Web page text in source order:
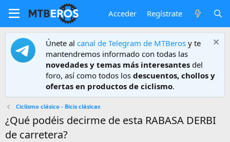
Acceder Regístrate
Únete al canal de Telegram de MTBeros y te
mantendremos informado con todas las
novedades y temas más interesantes del
foro, así como todos los descuentos, chollos y
ofertas en productos de ciclismo.
Ciclismo clásico - Bicis clásicas
¿Qué podéis decirme de esta RABASA DERBI
de carretera?